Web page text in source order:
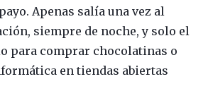
Apenas salía una vez al
siempre de noche, y solo el
para comprar chocolatinas o
en tiendas abiertas